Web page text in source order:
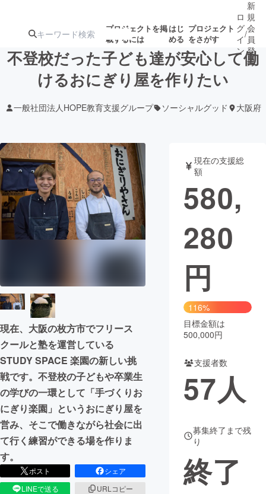
プロジェクトを掲
載するには
はじ
める
プロジェクト
をさがす
人気のプロ
ジェクト
注目のリ
ターン
注目の新着プロ
ジェクト
募集終了が近いプ
ロジェクト
もうすぐ公開
されます
アート・写真 音楽
テクノロジー・ガジェット ゲーム・サ
映像・映画
ビジネス・起業
まちづくり・地域活性化
CAMPFIRE for Social Good
CAMPFIRE Creation
CAMPFIREふるさと納税
コミュニティ
ロ
グ
イ
ン
/
新
規
会
員
登
録
不登校だった子ども達が安心して働
けるおにぎり屋を作りたい
一般社団法人HOPE教育支援グループ ソーシャルグッド 大阪府
現在、大阪の枚方市でフリース
クールと塾を運営している
STUDY SPACE 楽園の新しい挑
戦です。不登校の子どもや卒業生
の学びの一環として「手づくりお
にぎり楽園」というおにぎり屋を
営み、そこで働きながら社会に出
て行く練習ができる場を作りま
す。
ポスト
シェア
LINEで送る
URLコピー
現在の支援総
額
580,
280
円
116%
目標金額は
500,000円
支援者数
57人
募集終了まで残
り
終了